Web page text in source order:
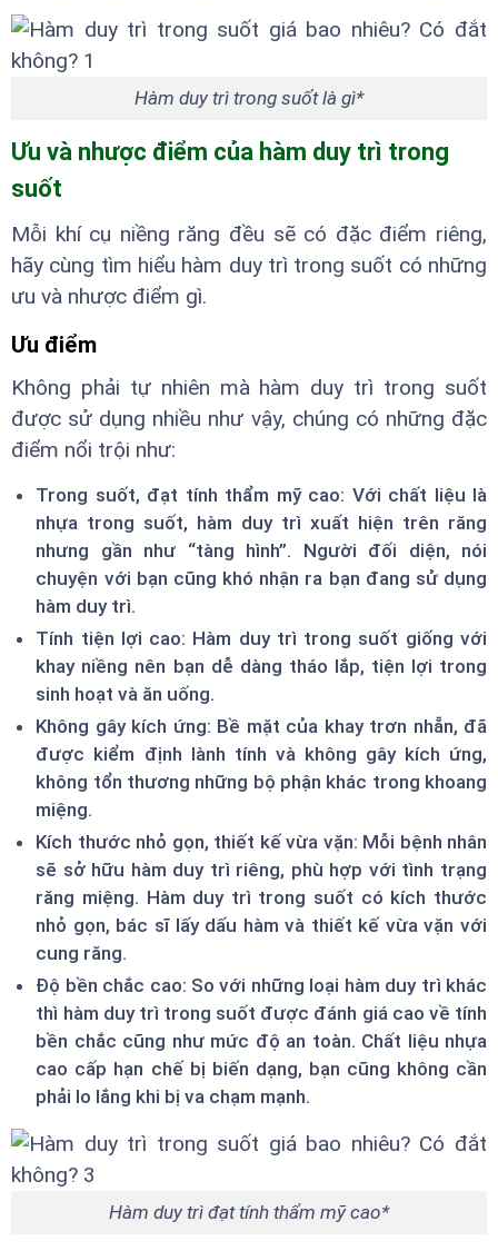
Hàm duy trì trong suốt là gì*
Ưu và nhược điểm của hàm duy trì trong
suốt
Mỗi khí cụ niềng răng đều sẽ có đặc điểm riêng,
hãy cùng tìm hiểu hàm duy trì trong suốt có những
ưu và nhược điểm gì.
Ưu điểm
Không phải tự nhiên mà hàm duy trì trong suốt
được sử dụng nhiều như vậy, chúng có những đặc
điểm nổi trội như:
Trong suốt, đạt tính thẩm mỹ cao: Với chất liệu là
nhựa trong suốt, hàm duy trì xuất hiện trên răng
nhưng gần như “tàng hình”. Người đối diện, nói
chuyện với bạn cũng khó nhận ra bạn đang sử dụng
hàm duy trì.
Tính tiện lợi cao: Hàm duy trì trong suốt giống với
khay niềng nên bạn dễ dàng tháo lắp, tiện lợi trong
sinh hoạt và ăn uống.
Không gây kích ứng: Bề mặt của khay trơn nhẵn, đã
được kiểm định lành tính và không gây kích ứng,
không tổn thương những bộ phận khác trong khoang
miệng.
Kích thước nhỏ gọn, thiết kế vừa vặn: Mỗi bệnh nhân
sẽ sở hữu hàm duy trì riêng, phù hợp với tình trạng
răng miệng. Hàm duy trì trong suốt có kích thước
nhỏ gọn, bác sĩ lấy dấu hàm và thiết kế vừa vặn với
cung răng.
Độ bền chắc cao: So với những loại hàm duy trì khác
thì hàm duy trì trong suốt được đánh giá cao về tính
bền chắc cũng như mức độ an toàn. Chất liệu nhựa
cao cấp hạn chế bị biến dạng, bạn cũng không cần
phải lo lắng khi bị va chạm mạnh.
Hàm duy trì đạt tính thẩm mỹ cao*